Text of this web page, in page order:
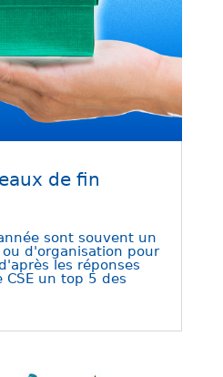
de fin
sont souvent un
d'organisation pour
les réponses
un top 5 des